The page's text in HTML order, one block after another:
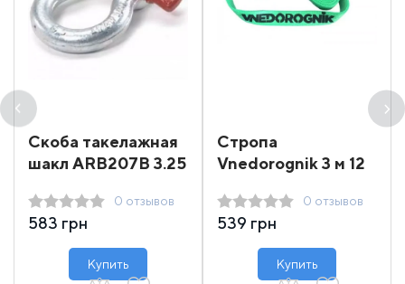
Скоба такелажная
шакл ARB207B 3.25
0 отзывов
583 грн
Купить
Стропа
Vnedorognik 3 м 12
0 отзывов
539 грн
Купить